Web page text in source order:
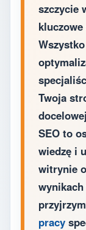
szczycie
Twoja
SEO to
wiedzę i
witrynie
pracy